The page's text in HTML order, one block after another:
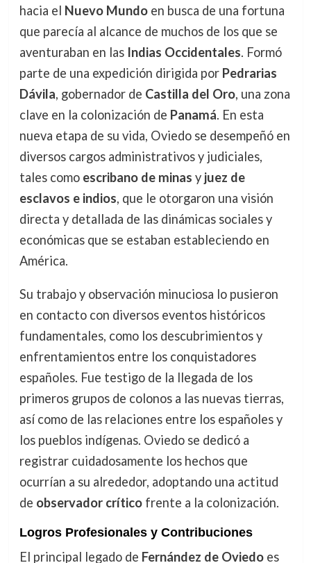
hacia el Nuevo Mundoen busca de una fortuna
que parecía al alcance de muchos de los que se
aventuraban en las Indias Occidentales. Formó
parte de una expedición dirigida por Pedrarias
Dávila, gobernador de Castilla del Oro, una zona
clave en la colonización de Panamá. En esta
nueva etapa de su vida, Oviedo se desempeñó en
diversos cargos administrativos y judiciales,
tales como escribano de minas y juez de
esclavos e indios, que le otorgaron una visión
directa y detallada de las dinámicas sociales y
económicas que se estaban estableciendo en
América.
Su trabajo y observación minuciosa lo pusieron
en contacto con diversos eventos históricos
fundamentales, como los descubrimientos y
enfrentamientos entre los conquistadores
españoles. Fue testigo de la llegada de los
primeros grupos de colonos a las nuevas tierras,
así como de las relaciones entre los españoles y
los pueblos indígenas. Oviedo se dedicó a
registrar cuidadosamente los hechos que
ocurrían a su alrededor, adoptando una actitud
de observador críticofrente a la colonización.
Logros Profesionales y Contribuciones
El principal legado de Fernández de Oviedoes